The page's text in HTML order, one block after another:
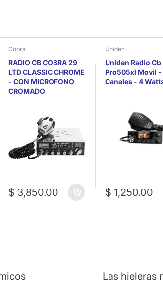
Cobra
RADIO CB COBRA 29
LTD CLASSIC CHROME
- CON MICROFONO
CROMADO
$ 3,850.00
Uniden
Uniden Radio Cb
Pro505xl Movil -
Canales - 4
$ 1,250.00
Las hieleras